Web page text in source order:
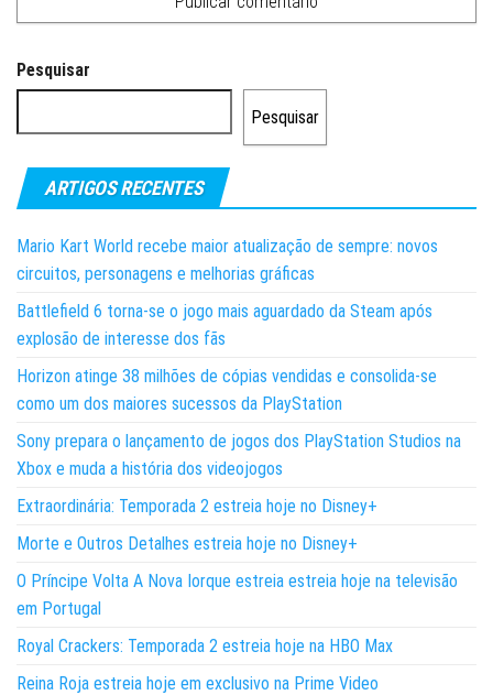
Pesquisar
Pesquisar
ARTIGOS RECENTES
Mario Kart World recebe maior atualização de sempre: novos
circuitos, personagens e melhorias gráficas
Battlefield 6 torna-se o jogo mais aguardado da Steam após
explosão de interesse dos fãs
Horizon atinge 38 milhões de cópias vendidas e consolida-se
como um dos maiores sucessos da PlayStation
Sony prepara o lançamento de jogos dos PlayStation Studios na
Xbox e muda a história dos videojogos
Extraordinária: Temporada 2 estreia hoje no Disney+
Morte e Outros Detalhes estreia hoje no Disney+
O Príncipe Volta A Nova Iorque estreia estreia hoje na televisão
em Portugal
Royal Crackers: Temporada 2 estreia hoje na HBO Max
Reina Roja estreia hoje em exclusivo na Prime Video